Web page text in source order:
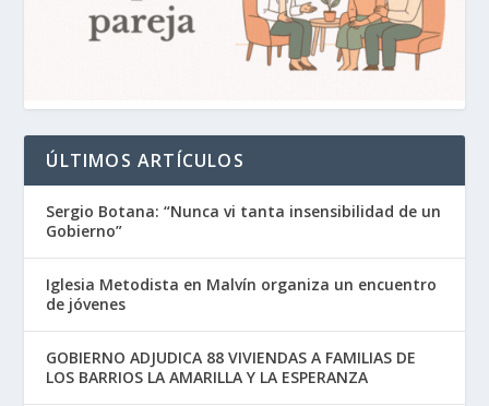
ÚLTIMOS ARTÍCULOS
Sergio Botana: “Nunca vi tanta insensibilidad de un
Gobierno”
Iglesia Metodista en Malvín organiza un encuentro
de jóvenes
GOBIERNO ADJUDICA 88 VIVIENDAS A FAMILIAS DE
LOS BARRIOS LA AMARILLA Y LA ESPERANZA